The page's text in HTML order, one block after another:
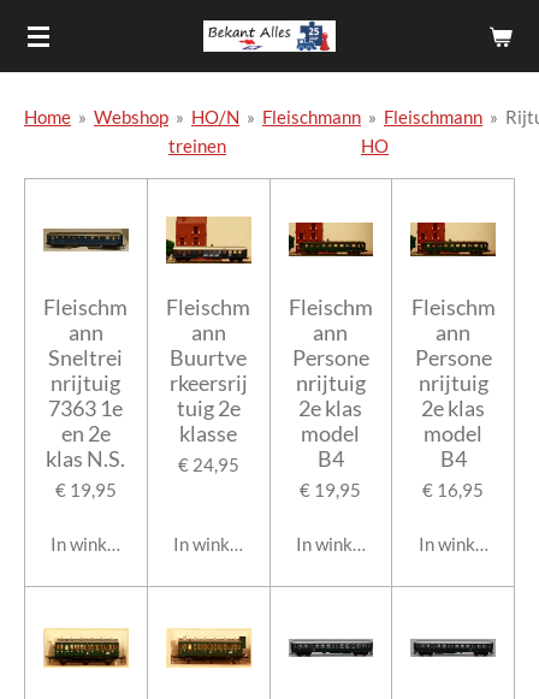
Ga
direct
deHome » Webshop » HO/N
treinen
» Fleischmann » Fleischmann
HO
»
Fleischm
ann
Sneltrei
nrijtuig
7363 1e
en 2e
klas N.S.
€ 19,95
In winkelwagen
Fleischm
ann
Buurtve
rkeersrij
tuig 2e
klasse
€ 24,95
In winkelwagen
Fleischm
ann
Persone
nrijtuig
2e klas
model
B4
€ 19,95
In winkelwagen
Fleischm
ann
Persone
nrijtuig
2e klas
model
B4
€ 16,95
In